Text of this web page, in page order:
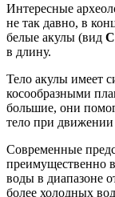
Интересные
не так давно, в
белые акулы (вид
в длину.
Тело акулы имеет
косообразными
большие, они
тело при
Современные
преимущественно
воды в диапазоне
более холодных